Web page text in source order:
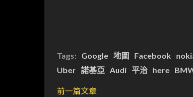
Tags: Google 地圖 Facebook
Uber 諾基亞 Audi 平治 here
前一篇文章